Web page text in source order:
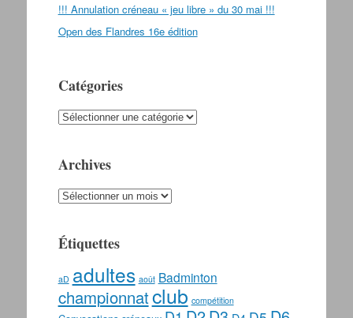
!!! Annulation créneau « jeu libre » du 30 mai !!!
Open des Flandres 16e édition
Catégories
Catégories
Archives
Archives
Étiquettes
aD adultes août Badminton
championnatclub compétition